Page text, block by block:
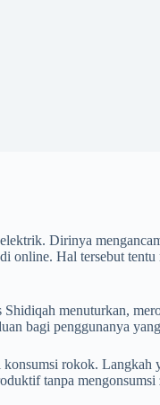
Dirinya
Hal tersebut tentu
menuturkan,
bagi penggunanya
rokok. Langkah
tanpa